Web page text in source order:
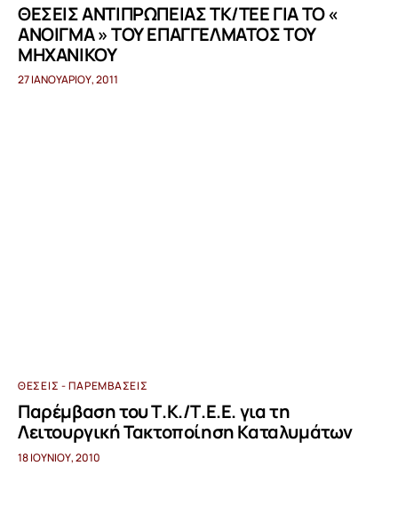
ΘΕΣΕΙΣ ΑΝΤΙΠΡΩΠΕΙΑΣ ΤΚ/ΤΕΕ ΓΙΑ ΤΟ «
ΑΝΟΙΓΜΑ » ΤΟΥ ΕΠΑΓΓΕΛΜΑΤΟΣ ΤΟΥ
ΜΗΧΑΝΙΚΟΥ
27 ΙΑΝΟΥΑΡΊΟΥ, 2011
ΘΈΣΕΙΣ - ΠΑΡΕΜΒΆΣΕΙΣ
Παρέμβαση του Τ.Κ./Τ.Ε.Ε. για τη
Λειτουργική Τακτοποίηση Καταλυμάτων
18 ΙΟΥΝΊΟΥ, 2010